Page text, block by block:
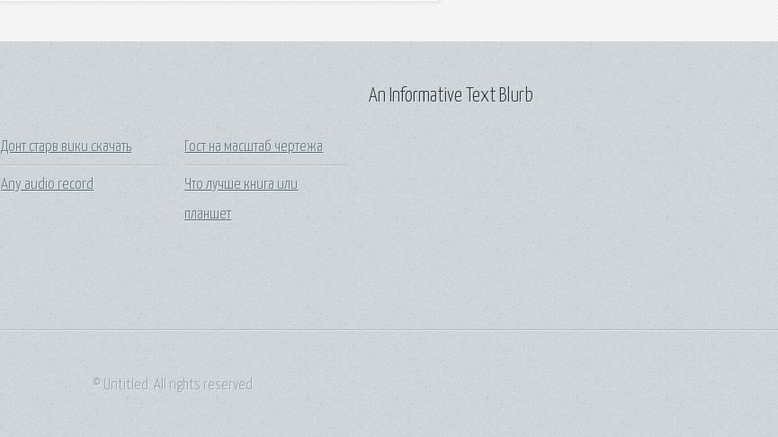
Донт старв вики скачать
Any audio record
Гост на масштаб чертежа
Что лучше книга или
планшет
An Informative Text Blurb
© Untitled. All rights reserved.